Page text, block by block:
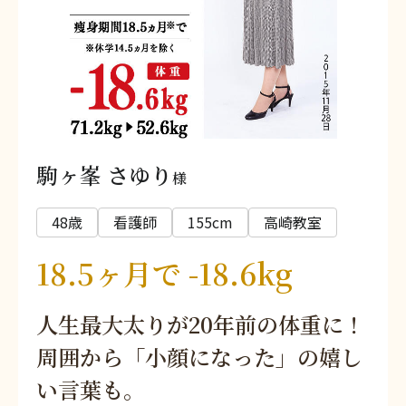
駒ヶ峯 さゆり 様
48歳 看護師 155cm 高崎教室
18.5ヶ月で -18.6kg
人生最大太りが20年前の体重に！
周囲から「小顔になった」の嬉し
い言葉も。